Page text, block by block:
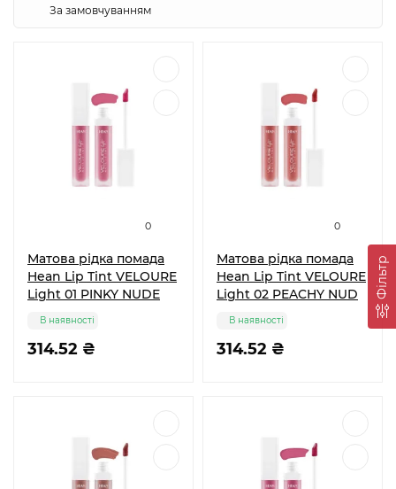
Фільтр
0
Матова рідка помада
Hean Lip Tint VELOURE
Light 01 PINKY NUDE
314.52 ₴
В наявності
0
Матова рідка помада
Hean Lip Tint VELOURE
Light 02 PEACHY NUD
314.52 ₴
В наявності